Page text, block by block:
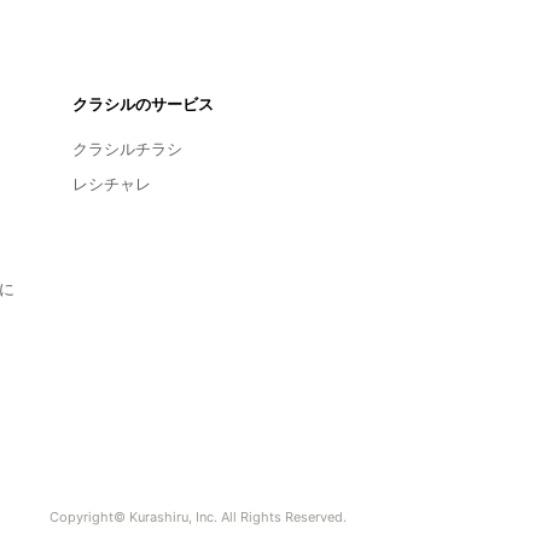
クラシルのサービス
クラシルチラシ
レシチャレ
Copyright© Kurashiru, Inc. All Rights Reserved.